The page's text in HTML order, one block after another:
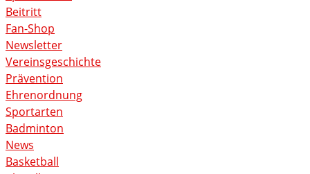
Beitritt
Fan-Shop
Newsletter
Vereinsgeschichte
Prävention
Ehrenordnung
Sportarten
Badminton
News
Basketball